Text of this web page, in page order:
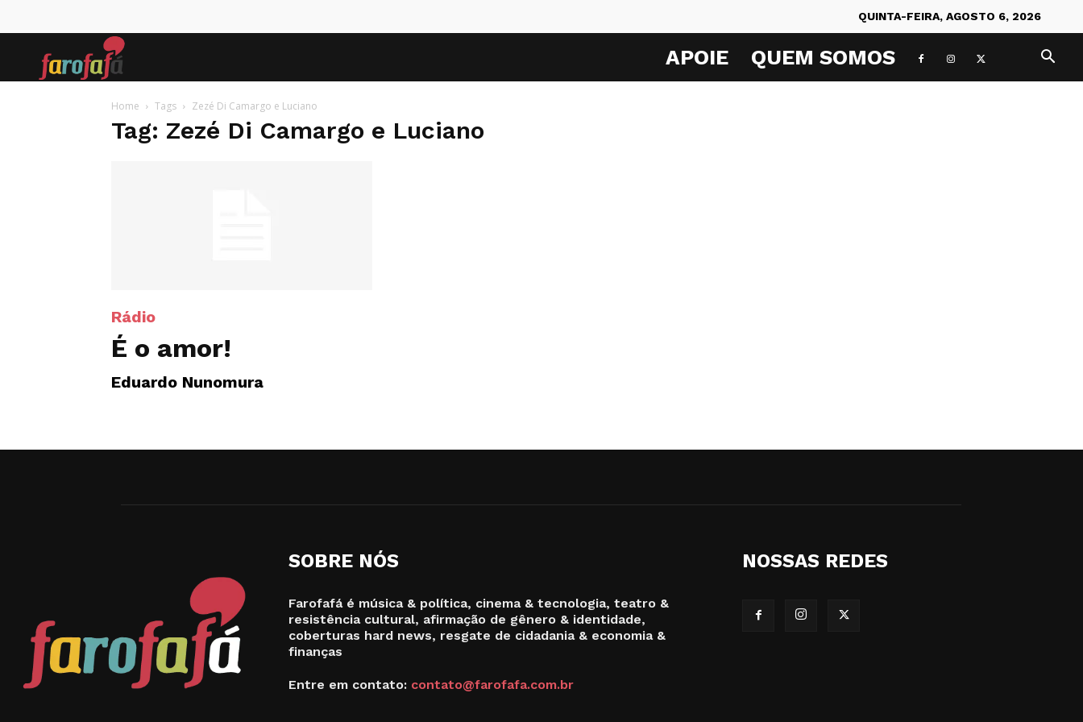
QUINTA-FEIRA, AGOSTO 6, 2026
APOIE QUEM SOMOS
Home Tags Zezé Di Camargo e Luciano
Tag: Zezé Di Camargo e Luciano
Rádio
É o amor!
Eduardo Nunomura
SOBRE NÓS
Farofafá é música & política, cinema & tecnologia, teatro &
resistência cultural, afirmação de gênero & identidade,
coberturas hard news, resgate de cidadania & economia &
finanças
Entre em contato: contato@farofafa.com.br
NOSSAS REDES